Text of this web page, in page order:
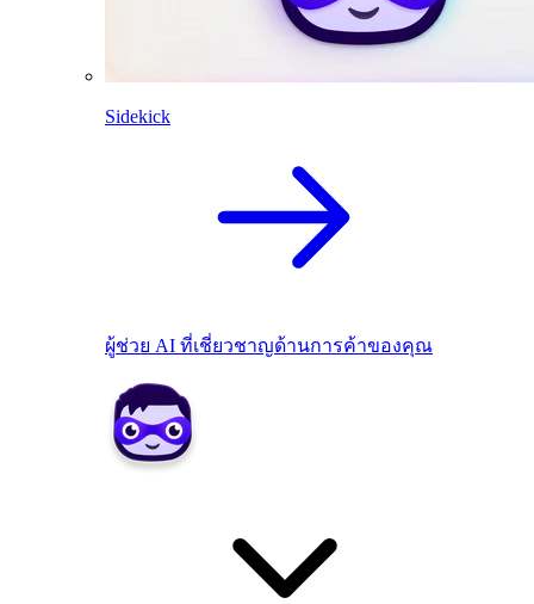
Sidekick
ผู้ช่วย AI ที่เชี่ยวชาญด้านการค้าของคุณ